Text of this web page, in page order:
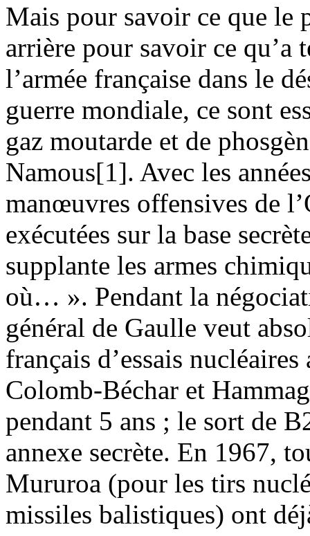
Mais pour savoir ce que le
arrière pour savoir ce qu’a
l’armée française dans le
guerre mondiale, ce sont
gaz moutarde et de
Namous[1]. Avec les
manœuvres offensives de
exécutées sur la base
supplante les armes
où… ». Pendant la
général de Gaulle veut
français d’essais
Colomb-Béchar et
pendant 5 ans ; le sort de
annexe secrète. En 1967,
Mururoa (pour les tirs
missiles balistiques) ont